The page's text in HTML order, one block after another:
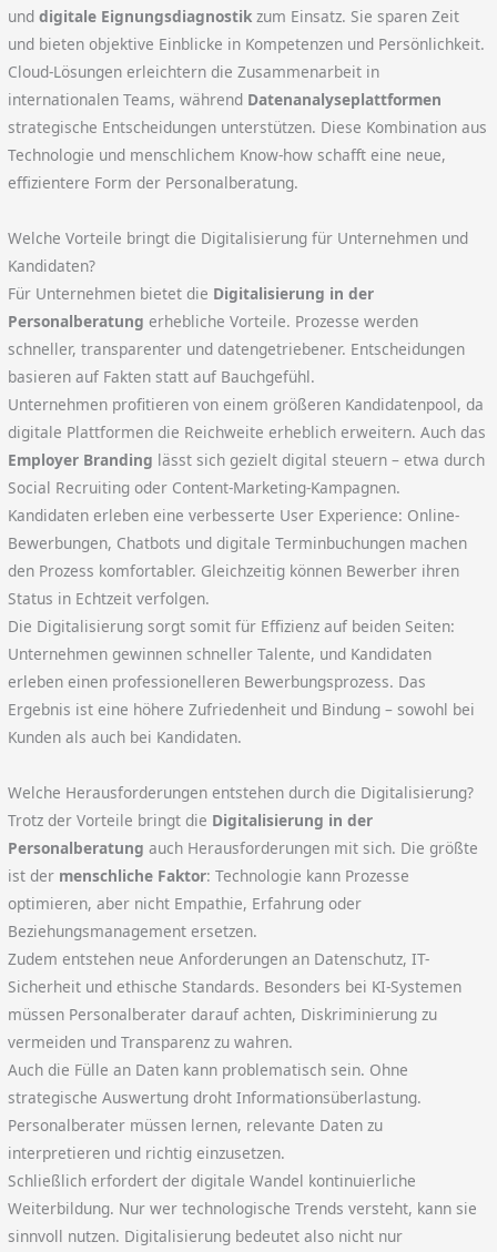
unddigitale Eignungsdiagnostik zum Einsatz. Sie sparen Zeit
und bieten objektive Einblicke in Kompetenzen und Persönlichkeit.
Cloud-Lösungen erleichtern die Zusammenarbeit in
internationalen Teams, während Datenanalyseplattformen
strategische Entscheidungen unterstützen. Diese Kombination aus
Technologie und menschlichem Know-how schafft eine neue,
effizientere Form der Personalberatung.
Welche Vorteile bringt die Digitalisierung für Unternehmen und
Kandidaten?
Für Unternehmen bietet die Digitalisierung in der
Personalberatung erhebliche Vorteile. Prozesse werden
schneller, transparenter und datengetriebener. Entscheidungen
basieren auf Fakten statt auf Bauchgefühl.
Unternehmen profitieren von einem größeren Kandidatenpool, da
digitale Plattformen die Reichweite erheblich erweitern. Auch das
Employer Branding lässt sich gezielt digital steuern – etwa durch
Social Recruiting oder Content-Marketing-Kampagnen.
Kandidaten erleben eine verbesserte User Experience: Online-
Bewerbungen, Chatbots und digitale Terminbuchungen machen
den Prozess komfortabler. Gleichzeitig können Bewerber ihren
Status in Echtzeit verfolgen.
Die Digitalisierung sorgt somit für Effizienz auf beiden Seiten:
Unternehmen gewinnen schneller Talente, und Kandidaten
erleben einen professionelleren Bewerbungsprozess. Das
Ergebnis ist eine höhere Zufriedenheit und Bindung – sowohl bei
Kunden als auch bei Kandidaten.
Welche Herausforderungen entstehen durch die Digitalisierung?
Trotz der Vorteile bringt die Digitalisierung in der
Personalberatung auch Herausforderungen mit sich. Die größte
ist der menschliche Faktor: Technologie kann Prozesse
optimieren, aber nicht Empathie, Erfahrung oder
Beziehungsmanagement ersetzen.
Zudem entstehen neue Anforderungen an Datenschutz, IT-
Sicherheit und ethische Standards. Besonders bei KI-Systemen
müssen Personalberater darauf achten, Diskriminierung zu
vermeiden und Transparenz zu wahren.
Auch die Fülle an Daten kann problematisch sein. Ohne
strategische Auswertung droht Informationsüberlastung.
Personalberater müssen lernen, relevante Daten zu
interpretieren und richtig einzusetzen.
Schließlich erfordert der digitale Wandel kontinuierliche
Weiterbildung. Nur wer technologische Trends versteht, kann sie
sinnvoll nutzen. Digitalisierung bedeutet also nicht nur